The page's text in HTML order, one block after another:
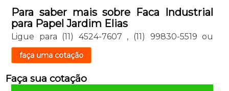
Para saber mais sobre Faca Industrial
para Papel Jardim Elias
Ligue para (11) 4524-7607 , (11) 99830-5519 ou
faça uma cotação
Faça sua cotação